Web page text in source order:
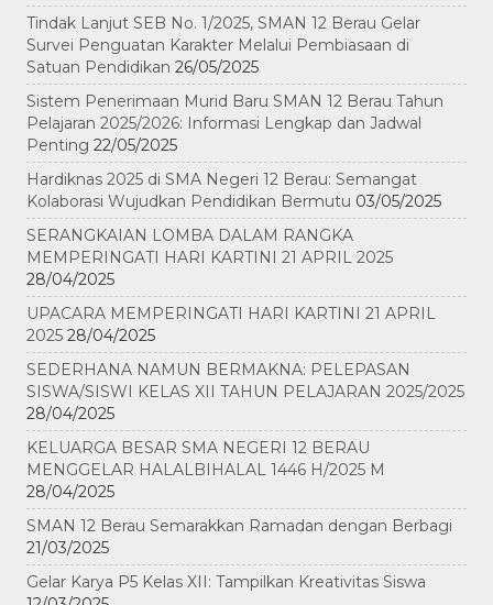
Tindak Lanjut SEB No. 1/2025, SMAN 12 Berau Gelar
Survei Penguatan Karakter Melalui Pembiasaan di
Satuan Pendidikan 26/05/2025
Sistem Penerimaan Murid Baru SMAN 12 Berau Tahun
Pelajaran 2025/2026: Informasi Lengkap dan Jadwal
Penting 22/05/2025
Hardiknas 2025 di SMA Negeri 12 Berau: Semangat
Kolaborasi Wujudkan Pendidikan Bermutu 03/05/2025
SERANGKAIAN LOMBA DALAM RANGKA
MEMPERINGATI HARI KARTINI 21 APRIL 2025
28/04/2025
UPACARA MEMPERINGATI HARI KARTINI 21 APRIL
2025 28/04/2025
SEDERHANA NAMUN BERMAKNA: PELEPASAN
SISWA/SISWI KELAS XII TAHUN PELAJARAN 2025/2025
28/04/2025
KELUARGA BESAR SMA NEGERI 12 BERAU
MENGGELAR HALALBIHALAL 1446 H/2025 M
28/04/2025
SMAN 12 Berau Semarakkan Ramadan dengan Berbagi
21/03/2025
Gelar Karya P5 Kelas XII: Tampilkan Kreativitas Siswa